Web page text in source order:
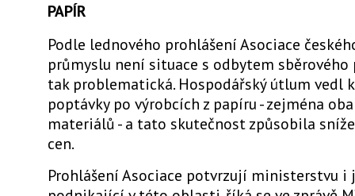
PAPÍR
Podle lednového prohlášení Asociace
průmyslu není situace s odbytem sběrového
tak problematická. Hospodářský útlum vedl
poptávky po výrobcích z papíru - zejména
materiálů - a tato skutečnost způsobila
cen.
Prohlášení Asociace potvrzují ministerstvu